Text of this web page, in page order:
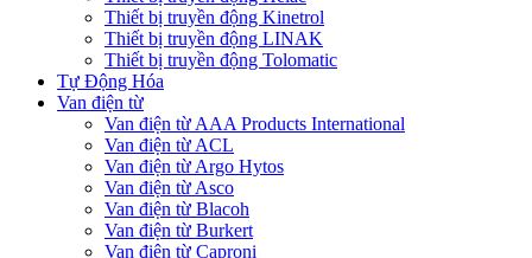
Thiết bị truyền động Kinetrol
Thiết bị truyền động LINAK
Thiết bị truyền động Tolomatic
Tự Động Hóa
Van điện từ
Van điện từ AAA Products International
Van điện từ ACL
Van điện từ Argo Hytos
Van điện từ Asco
Van điện từ Blacoh
Van điện từ Burkert
Van điện từ Caproni